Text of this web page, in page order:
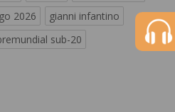
2026
gianni infantino
sub-20